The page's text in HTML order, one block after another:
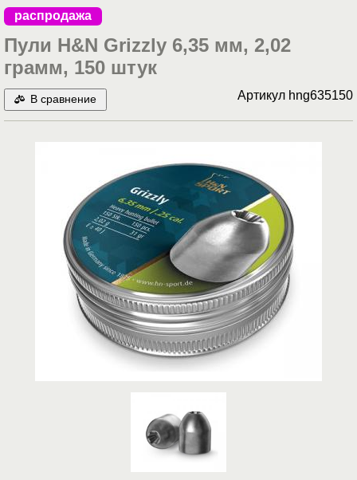
распродажа
Пули H&N Grizzly 6,35 мм, 2,02
грамм, 150 штук
В сравнение Артикул hng635150